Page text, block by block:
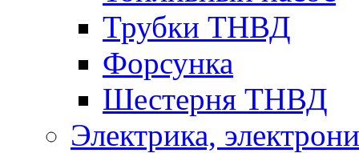
Трубки ТНВД
Форсунка
Шестерня ТНВД
Электрика,